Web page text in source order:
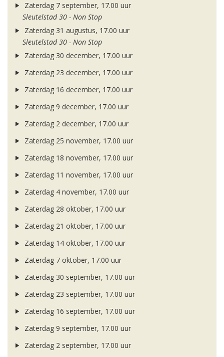
Zaterdag 7 september, 17.00 uur
Sleutelstad 30 - Non Stop
Zaterdag 31 augustus, 17.00 uur
Sleutelstad 30 - Non Stop
Zaterdag 30 december, 17.00 uur
Zaterdag 23 december, 17.00 uur
Zaterdag 16 december, 17.00 uur
Zaterdag 9 december, 17.00 uur
Zaterdag 2 december, 17.00 uur
Zaterdag 25 november, 17.00 uur
Zaterdag 18 november, 17.00 uur
Zaterdag 11 november, 17.00 uur
Zaterdag 4 november, 17.00 uur
Zaterdag 28 oktober, 17.00 uur
Zaterdag 21 oktober, 17.00 uur
Zaterdag 14 oktober, 17.00 uur
Zaterdag 7 oktober, 17.00 uur
Zaterdag 30 september, 17.00 uur
Zaterdag 23 september, 17.00 uur
Zaterdag 16 september, 17.00 uur
Zaterdag 9 september, 17.00 uur
Zaterdag 2 september, 17.00 uur